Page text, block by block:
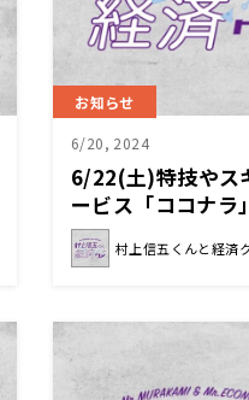
お知らせ
6/20, 2024
6/22(土)特技やス
ービス「ココナラ
んと経済クン』
村上信五くんと経済